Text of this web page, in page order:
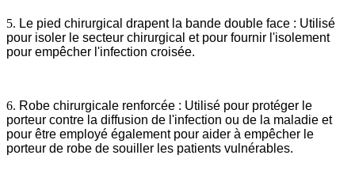
5. Le pied chirurgical drapent la bande double face : Utilisé
pour isoler le secteur chirurgical et pour fournir l'isolement
pour empêcher l'infection croisée.
6. Robe chirurgicale renforcée : Utilisé pour protéger le
porteur contre la diffusion de l'infection ou de la maladie et
pour être employé également pour aider à empêcher le
porteur de robe de souiller les patients vulnérables.